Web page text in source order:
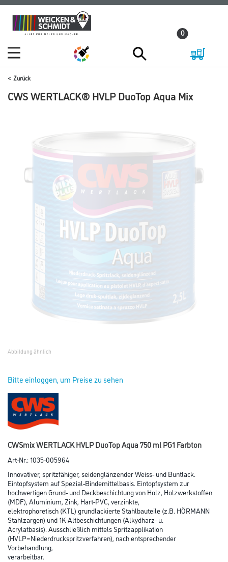
Zum
Inhalt
Zum
Navigationsmenü
0
Zurück
CWS WERTLACK® HVLP DuoTop Aqua Mix
Abbildung ähnlich
Bitte einloggen, um Preise zu sehen
CWSmix WERTLACK HVLP DuoTop Aqua 750 ml PG1 Farbton
Art-Nr.:1035-005964
Innovativer, spritzfähiger, seidenglänzender Weiss- und Buntlack.
Eintopfsystem auf Spezial-Bindemittelbasis. Eintopfsystem zur
hochwertigen Grund- und Deckbeschichtung von Holz, Holzwerkstoffen
(MDF), Aluminium, Zink, Hart-PVC, verzinkte,
elektrophoretisch (KTL) grundlackierte Stahlbauteile (z.B. HÖRMANN
Stahlzargen) und 1K-Altbeschichtungen (Alkydharz- u.
Acrylatbasis). Ausschließlich mittels Spritzapplikation
(HVLP=Niederdruckspritzverfahren), nach entsprechender
Vorbehandlung,
verarbeitbar.